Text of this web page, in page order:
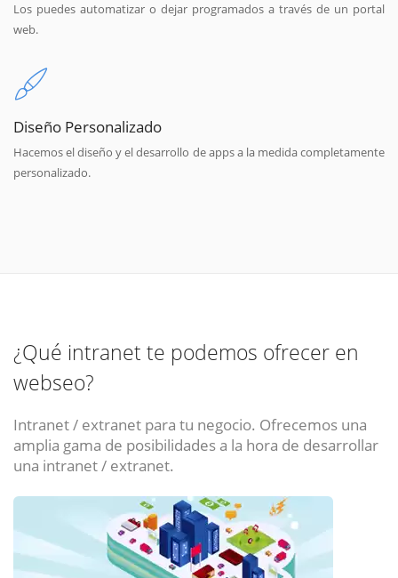
Los puedes automatizar o dejar programados a través de un portal
web.
Diseño Personalizado
Hacemos el diseño y el desarrollo de apps a la medida completamente
personalizado.
¿Qué intranet te podemos ofrecer en
webseo?
Intranet / extranet para tu negocio. Ofrecemos una
amplia gama de posibilidades a la hora de desarrollar
una intranet / extranet.